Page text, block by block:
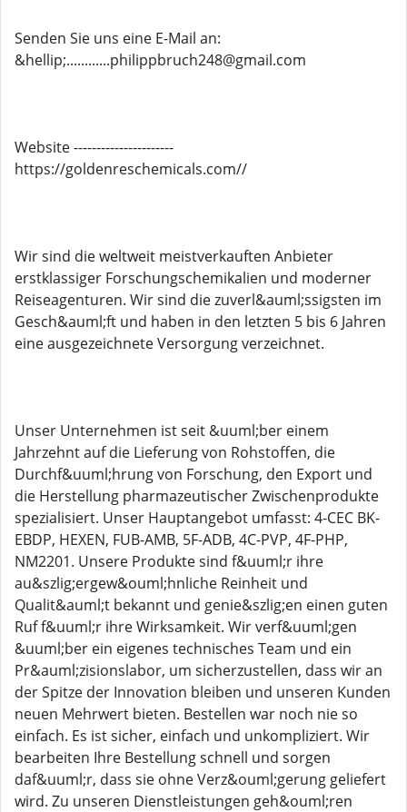
Senden Sie uns eine E-Mail an:
&hellip;............philippbruch248@gmail.com
Website ----------------------
https://goldenreschemicals.com//
Wir sind die weltweit meistverkauften Anbieter
erstklassiger Forschungschemikalien und moderner
Reiseagenturen. Wir sind die zuverl&auml;ssigsten im
Gesch&auml;ft und haben in den letzten 5 bis 6 Jahren
eine ausgezeichnete Versorgung verzeichnet.
Unser Unternehmen ist seit &uuml;ber einem
Jahrzehnt auf die Lieferung von Rohstoffen, die
Durchf&uuml;hrung von Forschung, den Export und
die Herstellung pharmazeutischer Zwischenprodukte
spezialisiert. Unser Hauptangebot umfasst: 4-CEC BK-
EBDP, HEXEN, FUB-AMB, 5F-ADB, 4C-PVP, 4F-PHP,
NM2201. Unsere Produkte sind f&uuml;r ihre
au&szlig;ergew&ouml;hnliche Reinheit und
Qualit&auml;t bekannt und genie&szlig;en einen guten
Ruf f&uuml;r ihre Wirksamkeit. Wir verf&uuml;gen
&uuml;ber ein eigenes technisches Team und ein
Pr&auml;zisionslabor, um sicherzustellen, dass wir an
der Spitze der Innovation bleiben und unseren Kunden
neuen Mehrwert bieten. Bestellen war noch nie so
einfach. Es ist sicher, einfach und unkompliziert. Wir
bearbeiten Ihre Bestellung schnell und sorgen
daf&uuml;r, dass sie ohne Verz&ouml;gerung geliefert
wird. Zu unseren Dienstleistungen geh&ouml;ren